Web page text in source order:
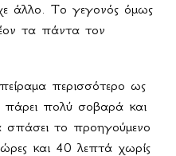
άλλο. Το γεγονός όμως
τα πάντα τον
περισσότερο ως
πάρει πολύ σοβαρά και
σπάσει το προηγούμενο
και 40 λεπτά χωρίς